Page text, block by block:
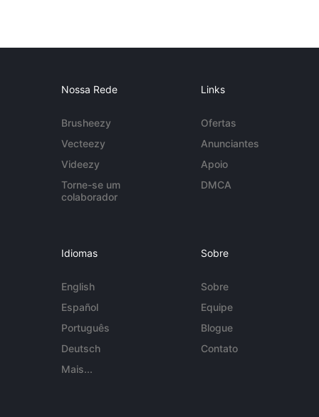
Nossa Rede
Brusheezy
Vecteezy
Videezy
Torne-se um
colaborador
Links
Ofertas
Anunciantes
Apoio
DMCA
Idiomas
English
Español
Português
Deutsch
Mais...
Sobre
Sobre
Equipe
Blogue
Contato